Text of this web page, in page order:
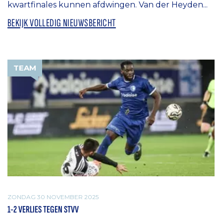
kwartfinales kunnen afdwingen. Van der Heyden...
BEKIJK VOLLEDIG NIEUWSBERICHT
TEAM
ZONDAG 30 NOVEMBER 2025
1-2 VERLIES TEGEN STVV